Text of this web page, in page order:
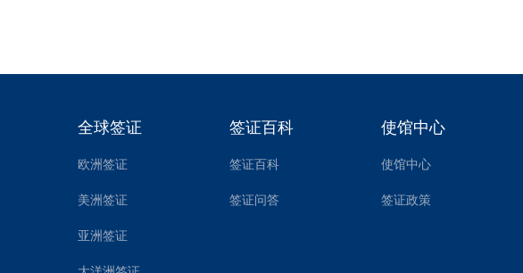
全球签证
欧洲签证
美洲签证
亚洲签证
签证百科
签证百科
签证问答
使馆中心
使馆中心
签证政策